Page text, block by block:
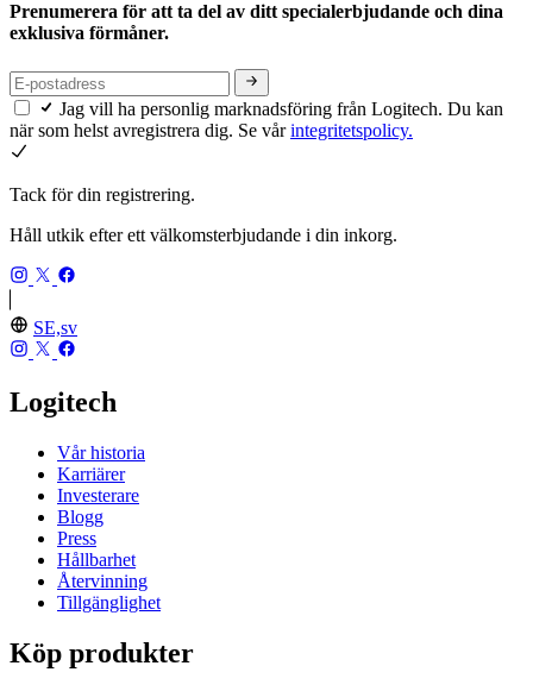
Prenumerera för att ta del av ditt specialerbjudande och dina
exklusiva förmåner.
Jag vill ha personlig marknadsföring från Logitech. Du kan
när som helst avregistrera dig. Se vårintegritetspolicy.
Tack för din registrering.
Håll utkik efter ett välkomsterbjudande i din inkorg.
SE,sv
Logitech
Vår historia
Karriärer
Investerare
Blogg
Press
Hållbarhet
Återvinning
Tillgänglighet
Köp produkter